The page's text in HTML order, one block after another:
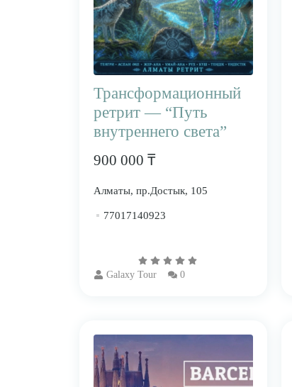
​Трансформационный
ретрит — “Путь
внутреннего света”
900 000 ₸
Алматы, пр.Достык, 105
77017140923
Galaxy Tour 0